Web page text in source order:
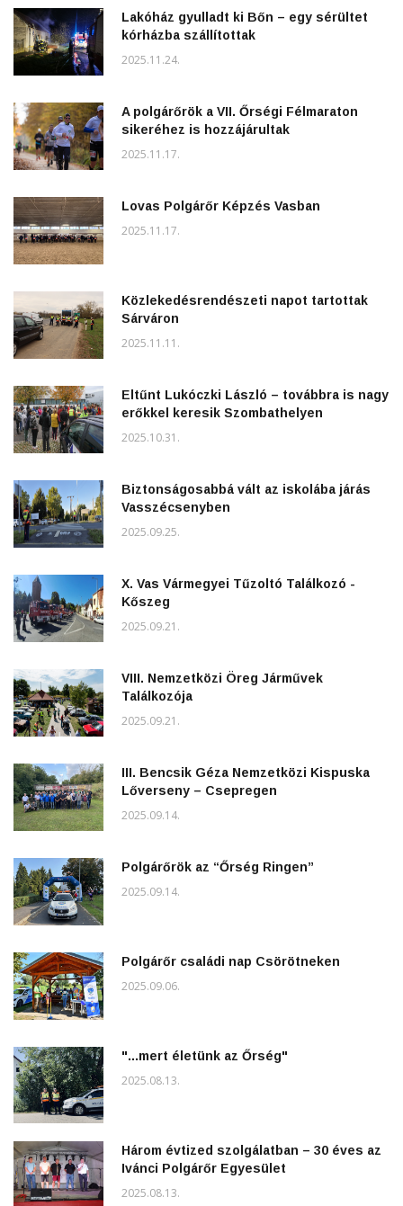
Lakóház gyulladt ki Bőn – egy sérültet
kórházba szállítottak
2025.11.24.
A polgárőrök a VII. Őrségi Félmaraton
sikeréhez is hozzájárultak
2025.11.17.
Lovas Polgárőr Képzés Vasban
2025.11.17.
Közlekedésrendészeti napot tartottak
Sárváron
2025.11.11.
Eltűnt Lukóczki László – továbbra is nagy
erőkkel keresik Szombathelyen
2025.10.31.
Biztonságosabbá vált az iskolába járás
Vasszécsenyben
2025.09.25.
X. Vas Vármegyei Tűzoltó Találkozó -
Kőszeg
2025.09.21.
VIII. Nemzetközi Öreg Járművek
Találkozója
2025.09.21.
III. Bencsik Géza Nemzetközi Kispuska
Lőverseny – Csepregen
2025.09.14.
Polgárőrök az “Őrség Ringen”
2025.09.14.
Polgárőr családi nap Csörötneken
2025.09.06.
"...mert életünk az Őrség"
2025.08.13.
Három évtized szolgálatban – 30 éves az
Ivánci Polgárőr Egyesület
2025.08.13.